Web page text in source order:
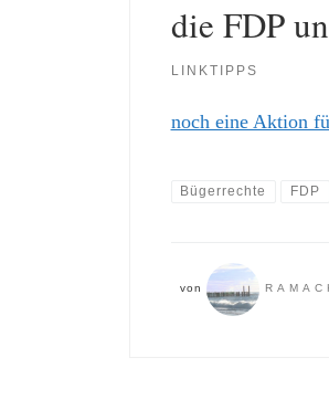
die FDP
LINKTIPPS
noch eine Aktion
Bügerrechte FDP
von